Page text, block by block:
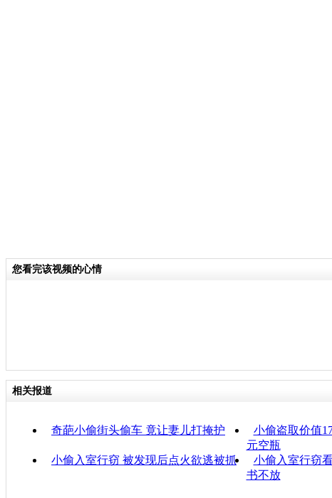
您看完该视频的心情
相关报道
奇葩小偷街头偷车 竟让妻儿打掩护
小偷盗取价值
元空瓶
小偷入室行窃 被发现后点火欲逃被抓
小偷入室行窃
书不放